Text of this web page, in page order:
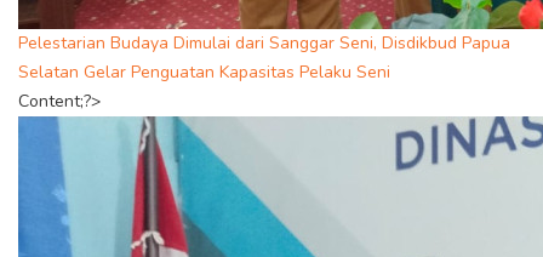
Pelestarian Budaya Dimulai dari Sanggar Seni, Disdikbud Papua
Selatan Gelar Penguatan Kapasitas Pelaku Seni
Content;?>